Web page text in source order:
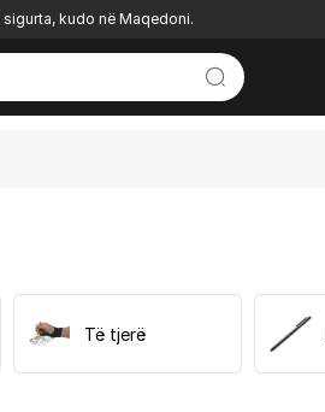
kudo në Maqedoni.
Të tjerë